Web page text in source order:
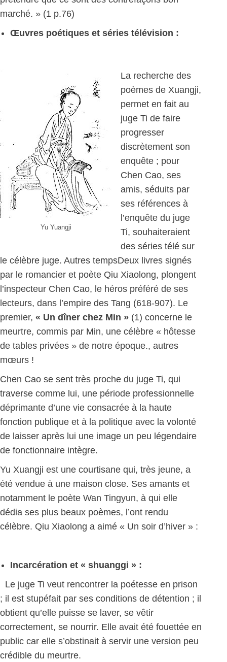
marché. » (1 p.76)
Œuvres poétiques et séries télévision :
Yu Yuangji
La recherche des
poèmes de Xuangji,
permet en fait au
juge Ti de faire
progresser
discrètement son
enquête ; pour
Chen Cao, ses
amis, séduits par
ses références à
l’enquête du juge
Ti, souhaiteraient
des séries télé sur
le célèbre juge. Autres tempsDeux livres signés
par le romancier et poète Qiu Xiaolong, plongent
l’inspecteur Chen Cao, le héros préféré de ses
lecteurs, dans l’empire des Tang (618-907). Le
premier, « Un dîner chez Min » (1) concerne le
meurtre, commis par Min, une célèbre « hôtesse
de tables privées » de notre époque., autres
mœurs !
Chen Cao se sent très proche du juge Ti, qui
traverse comme lui, une période professionnelle
déprimante d’une vie consacrée à la haute
fonction publique et à la politique avec la volonté
de laisser après lui une image un peu légendaire
de fonctionnaire intègre.
Yu Xuangji est une courtisane qui, très jeune, a
été vendue à une maison close. Ses amants et
notamment le poète Wan Tingyun, à qui elle
dédia ses plus beaux poèmes, l’ont rendu
célèbre. Qiu Xiaolong a aimé « Un soir d’hiver » :
Incarcération et « shuanggi » :
Le juge Ti veut rencontrer la poétesse en prison
; il est stupéfait par ses conditions de détention ; il
obtient qu’elle puisse se laver, se vêtir
correctement, se nourrir. Elle avait été fouettée en
public car elle s’obstinait à servir une version peu
crédible du meurtre.